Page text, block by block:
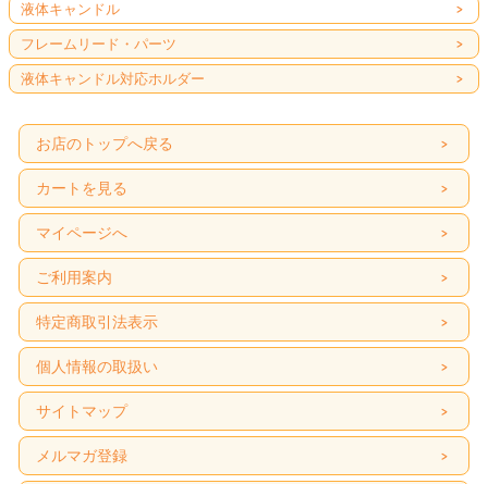
液体キャンドル
フレームリード・パーツ
液体キャンドル対応ホルダー
お店のトップへ戻る
カートを見る
マイページへ
ご利用案内
特定商取引法表示
個人情報の取扱い
サイトマップ
メルマガ登録